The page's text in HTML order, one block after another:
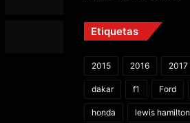
Etiquetas
2015 2016 2017
dakar f1 Ford
honda lewis hamilton